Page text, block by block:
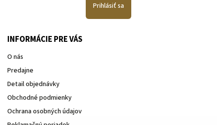
Prihlásiť sa
INFORMÁCIE PRE VÁS
O nás
Predajne
Detail objednávky
Obchodné podmienky
Ochrana osobných údajov